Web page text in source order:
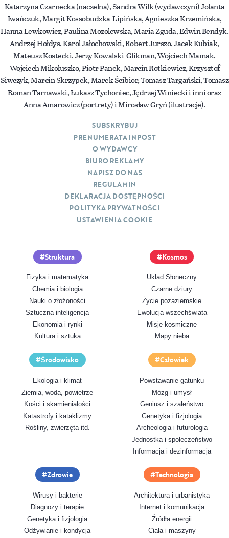
Katarzyna Czarnecka (naczelna), Sandra Wilk (wydawczyni) Jolanta
Iwańczuk, Margit Kossobudzka-Lipińska, Agnieszka Krzemińska,
Hanna Lewkowicz, Paulina Mozolewska, Maria Zguda, Edwin Bendyk.
Andrzej Hołdys, Karol Jałochowski, Robert Jurszo, Jacek Kubiak,
Mateusz Kostecki, Jerzy Kowalski-Glikman, Wojciech Mamak,
Wojciech Mikołuszko, Piotr Panek, Marcin Rotkiewicz, Krzysztof
Siwczyk, Marcin Skrzypek, Marek Ścibior, Tomasz Targański, Tomasz
Roman Tarnawski, Łukasz Tychoniec, Jędrzej Winiecki i inni oraz
Anna Amarowicz (portrety) i Mirosław Gryń (ilustracje).
Struktura
Fizyka i matematyka
Chemia i biologia
Nauki o złożoności
Sztuczna inteligencja
Ekonomia i rynki
Kultura i sztuka
Kosmos
Układ Słoneczny
Czarne dziury
Życie pozaziemskie
Ewolucja wszechświata
Misje kosmiczne
Mapy nieba
Środowisko
Ekologia i klimat
Ziemia, woda, powietrze
Kości i skamieniałości
Katastrofy i kataklizmy
Rośliny, zwierzęta itd.
Człowiek
Powstawanie gatunku
Mózg i umysł
Geniusz i szaleństwo
Genetyka i fizjologia
Archeologia i futurologia
Jednostka i społeczeństwo
Informacja i dezinformacja
Zdrowie
Wirusy i bakterie
Diagnozy i terapie
Genetyka i fizjologia
Odżywianie i kondycja
Technologia
Architektura i urbanistyka
Internet i komunikacja
Źródła energii
Ciała i maszyny
SUBSKRYBUJ
PRENUMERATA INPOST
O WYDAWCY
BIURO REKLAMY
NAPISZ DO NAS
REGULAMIN
DEKLARACJA DOSTĘPNOŚCI
POLITYKA PRYWATNOŚCI
USTAWIENIA COOKIE